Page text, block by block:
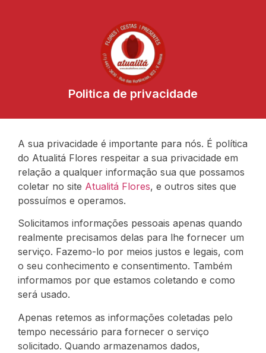
Politica de privacidade
A sua privacidade é importante para nós. É política
do Atualitá Flores respeitar a sua privacidade em
relação a qualquer informação sua que possamos
coletar no site Atualitá Flores, e outros sites que
possuímos e operamos.
Solicitamos informações pessoais apenas quando
realmente precisamos delas para lhe fornecer um
serviço. Fazemo-lo por meios justos e legais, com
o seu conhecimento e consentimento. Também
informamos por que estamos coletando e como
será usado.
Apenas retemos as informações coletadas pelo
tempo necessário para fornecer o serviço
solicitado. Quando armazenamos dados,